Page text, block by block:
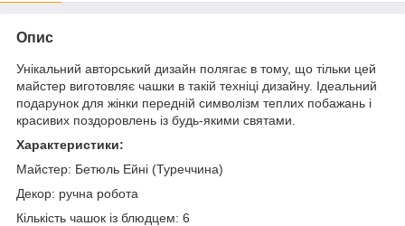
Опис
Унікальний авторський дизайн полягає в тому, що тільки цей
майстер виготовляє чашки в такій техніці дизайну. Ідеальний
подарунок для жінки передній символізм теплих побажань і
красивих поздоровлень із будь-якими святами.
Характеристики:
Майстер: Бетюль Ейні (Туреччина)
Декор: ручна робота
Кількість чашок із блюдцем: 6